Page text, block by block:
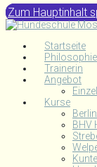
Zum Hauptinhalt
Startseite
Philosophie
Trainerin
Angebot
Kurse
BHV